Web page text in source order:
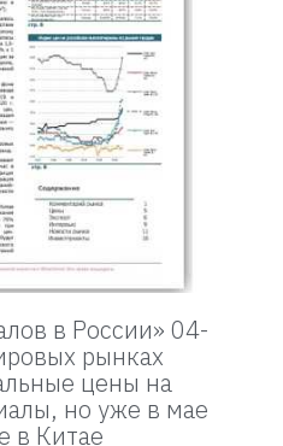
в России» 04-
рынках
цены на
но уже в мае
в Китае